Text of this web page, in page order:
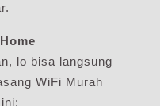
lo bisa langsung
WiFi Murah